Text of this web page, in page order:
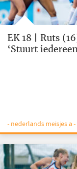
EK 18 | Ruts
‘Stuurt
- nederlands meisjes a -